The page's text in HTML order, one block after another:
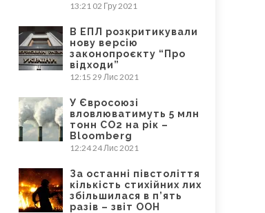
13:21 02 Гру 2021
В ЕПЛ розкритикували
нову версію
законопроєкту “Про
відходи”
12:15 29 Лис 2021
У Євросоюзі
вловлюватимуть 5 млн
тонн CO2 на рік –
Bloomberg
12:2424 Лис 2021
За останні півстоліття
кількість стихійних лих
збільшилася в п’ять
разів – звіт ООН